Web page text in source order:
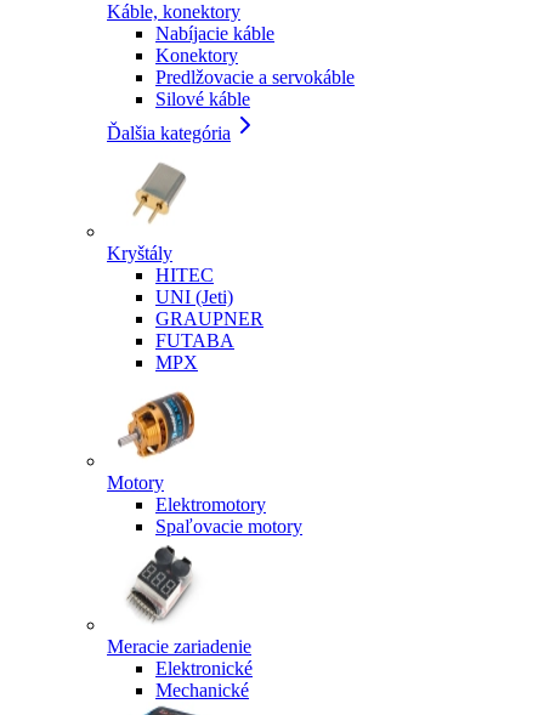
Káble, konektory
Nabíjacie káble
Konektory
Predlžovacie a servokáble
Silové káble
Ďalšia kategória
Kryštály
HITEC
UNI (Jeti)
GRAUPNER
FUTABA
MPX
Motory
Elektromotory
Spaľovacie motory
Meracie zariadenie
Elektronické
Mechanické